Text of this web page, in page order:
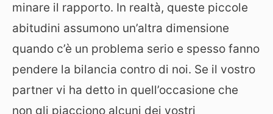
minare il rapporto. In realtà, queste piccole
abitudini assumono un’altra dimensione
quando c’è un problema serio e spesso fanno
pendere la bilancia contro di noi. Se il vostro
partner vi ha detto in quell’occasione che
non gli piacciono alcuni dei vostri